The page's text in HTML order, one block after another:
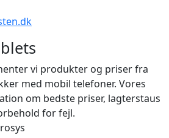
vi produkter og priser fra
med mobil telefoner. Vores
om bedste priser, lagterstaus
for fejl.